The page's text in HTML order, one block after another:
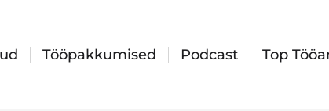
Tööpakkumised Podcast Top